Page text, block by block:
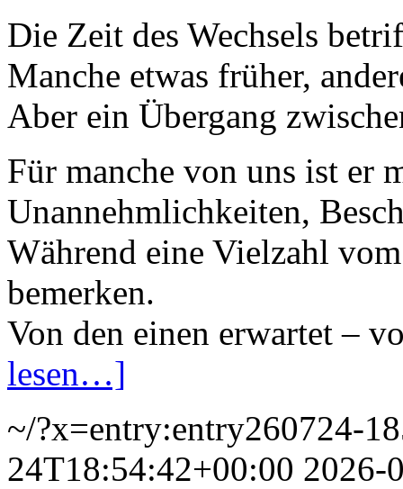
Die Zeit des Wechsels
Manche etwas früher,
Aber ein Übergang
Für manche von uns ist er
Unannehmlichkeiten,
Während eine Vielzahl
bemerken.
Von den einen erwartet –
lesen…]
~/?x=entry:entry260724-
24T18:54:42+00:00 2026-